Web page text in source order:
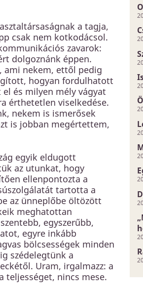
a tagja,
csak nem kotkodácsol.
zavarok:
dolgoznánk éppen.
ami nekem, ettől pedig
hogyan fordulhatott
és milyen mély vágyat
érthetetlen viselkedése.
nekem is ismerősek
is jobban megértettem,
egyik eldugott
az utunkat, hogy
ellenpontozta a
tartotta a
az ünneplőbe öltözött
meghatottan
egyszerűbb,
egyre inkább
bölcsességek minden
szédelegtünk a
Uram, irgalmazz: a
teljességet, nincs mese.